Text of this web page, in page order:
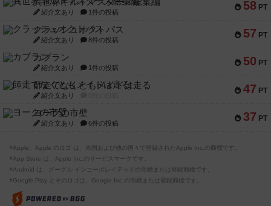
58 PT
紹介文あり 1件の投稿
57 PT
クラッシュオクトパス
紹介文あり 8件の投稿
50 PT
カブラン
紹介文あり 1件の投稿
47 PT
師走でなくともメイドは走る
紹介文あり
37 PT
ヨークの市壁
紹介文あり 6件の投稿
※Apple、Apple のロゴ は、米国および他の国々で登録されたApple Inc.の商標です。
※App Store は、Apple Inc.のサービスマークです。
※Android は、グーグル インコーポレイテッドの商標または登録商標です。
※Google Play とそのロゴは、Google Inc.の商標または登録商標です。